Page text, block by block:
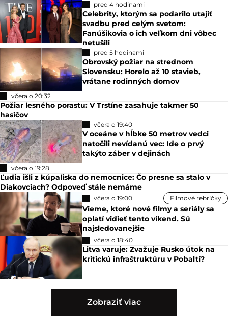
pred 4 hodinami
Celebrity, ktorým sa podarilo utajiť
svadbu pred celým svetom:
Fanúšikovia o ich veľkom dni vôbec
netušili
pred 5 hodinami
Obrovský požiar na strednom
Slovensku: Horelo až 10 stavieb,
vrátane rodinných domov
včera o 20:32
Požiar lesného porastu: V Trstíne zasahuje takmer 50
hasičov
včera o 19:40
V oceáne v hĺbke 50 metrov vedci
natočili nevídanú vec: Ide o prvý
takýto záber v dejinách
včera o 19:28
Ľudia išli z kúpaliska do nemocnice: Čo presne sa stalo v
Diakovciach? Odpoveď stále nemáme
včera o 19:00 Filmové rebríčky
Vieme, ktoré nové filmy a seriály sa
oplatí vidieť tento víkend. Sú
najsledovanejšie
včera o 18:40
Litva varuje: Zvažuje Rusko útok na
kritickú infraštruktúru v Pobaltí?
Zobraziť viac